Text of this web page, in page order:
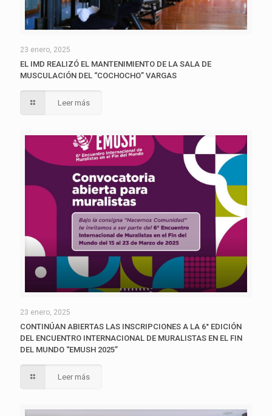
23 enero, 2025
EL IMD REALIZÓ EL MANTENIMIENTO DE LA SALA DE
MUSCULACIÓN DEL “COCHOCHO” VARGAS
Leer más
23 enero, 2025
CONTINÚAN ABIERTAS LAS INSCRIPCIONES A LA 6° EDICIÓN
DEL ENCUENTRO INTERNACIONAL DE MURALISTAS EN EL FIN
DEL MUNDO “EMUSH 2025”
Leer más